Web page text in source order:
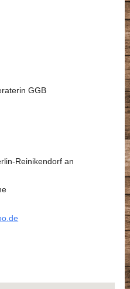
GGB
Reinikendorf an